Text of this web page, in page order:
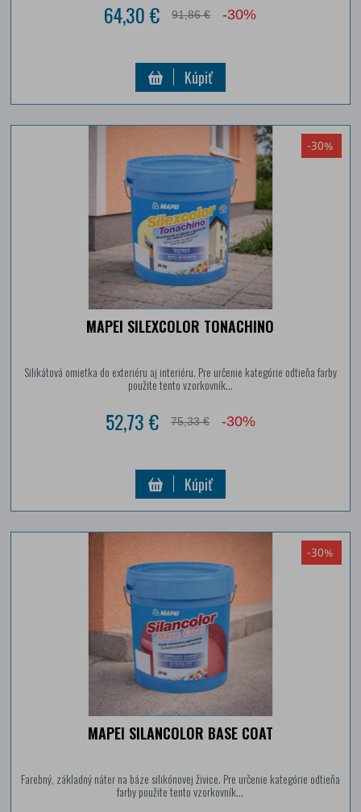
64,30 € 91,86 € -30%
Kúpiť
MAPEI SILEXCOLOR TONACHINO
Silikátová omietka do exteriéru aj interiéru. Pre určenie kategórie odtieňa farby
použite tento vzorkovník...
52,73 € 75,33 € -30%
Kúpiť
-30%
MAPEI SILANCOLOR BASE COAT
Farebný, základný náter na báze silikónovej živice. Pre určenie kategórie odtieňa
farby použite tento vzorkovník...
-30%